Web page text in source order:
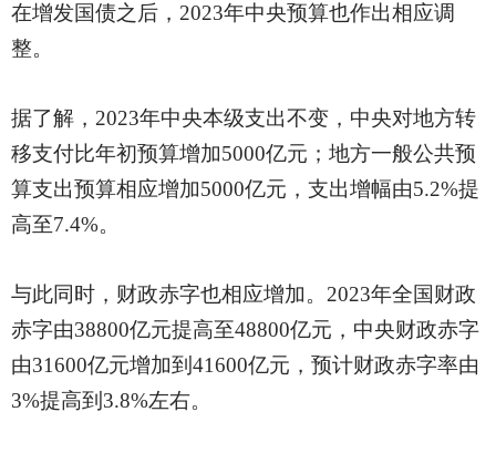
在增发国债之后， 2023年中央预算也作出相应调
整。
据了解， 2023年中央本级支出不变，中央对地方转
移支付比年初预算增加5000亿元；地方一般公共预
算支出预算相应增加5000亿元，支出增幅由5.2%提
高至7.4%。
与此同时，财政赤字也相应增加。 2023年全国财政
赤字由38800亿元提高至48800亿元，中央财政赤字
由31600亿元增加到41600亿元，预计财政赤字率由
3%提高到3.8%左右。